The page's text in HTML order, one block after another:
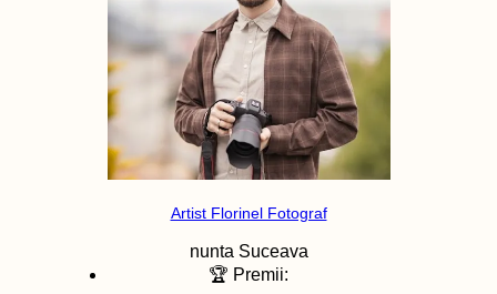
Artist Florinel Fotograf
nunta Suceava
🏆 Premii: